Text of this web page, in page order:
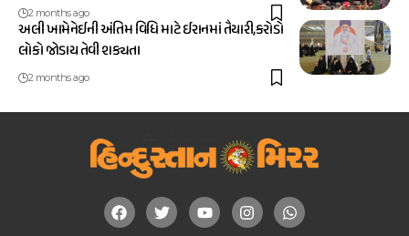
2 months ago
અલી ખામેનેઈની અંતિમ વિધિ માટે ઈરાનમાં તૈયારી,કરોડો
લોકો જોડાય તેવી શક્યતા
2 months ago